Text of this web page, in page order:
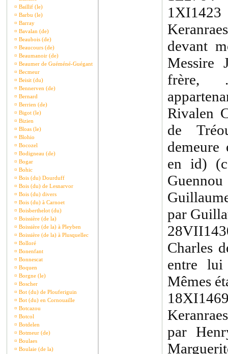
¤ Baillif (le)
¤ Barbu (le)
¤ Barray
¤ Bavalan (de)
¤ Beaubois (de)
¤ Beaucours (de)
¤ Beaumanoir (de)
¤ Beaumer de Guéméné-Guégant
¤ Becmeur
¤ Beisit (du)
¤ Bennerven (de)
¤ Bernard
¤ Berrien (de)
¤ Bigot (le)
¤ Bizien
¤ Bloas (le)
¤ Blohio
¤ Bocozel
¤ Bodigneau (de)
¤ Bogar
¤ Bohic
¤ Bois (du) Dourduff
¤ Bois (du) de Lesnarvor
¤ Bois (du) divers
¤ Bois (du) à Carnoet
¤ Boisberthelot (du)
¤ Boissière (de la)
¤ Boissière (de la) à Pleyben
¤ Boissière (de la) à Plusquellec
¤ Bolloré
¤ Bonenfant
¤ Bonnescat
¤ Boquen
¤ Borgne (le)
¤ Boscher
¤ Bot (du) de Plouferiguin
¤ Bot (du) en Cornouaille
¤ Botcazou
¤ Botcol
¤ Botdelen
¤ Botmeur (de)
¤ Boulaes
¤ Boulaie (de la)
devant
Messire
frère,
Rivalen
de
en id)
par
Charles
entre lui
Mêmes
par